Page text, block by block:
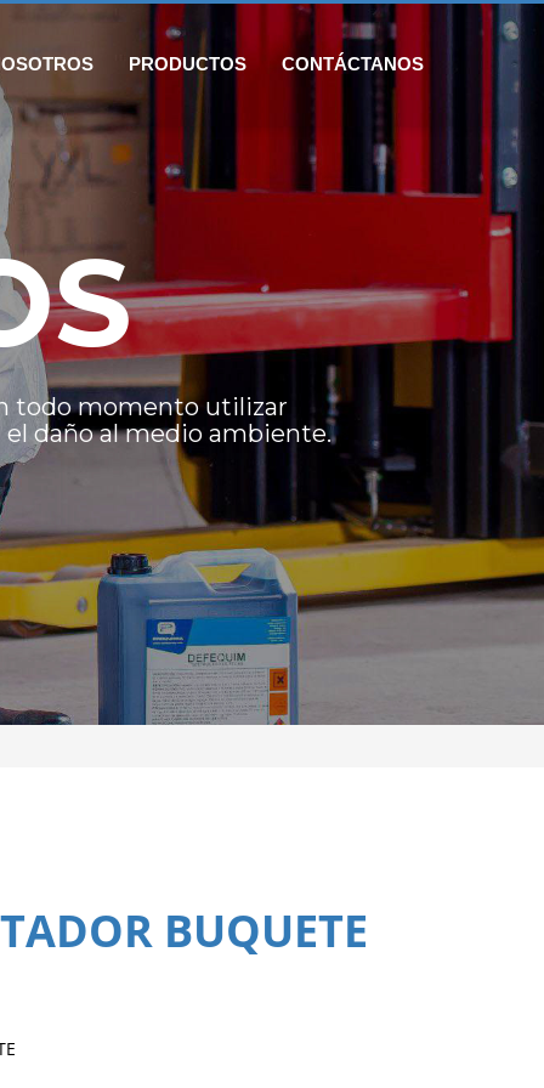
PRODUCTOS CONTÁCTANOS
todo momento utilizar
daño al medio ambiente.
BUQUETE